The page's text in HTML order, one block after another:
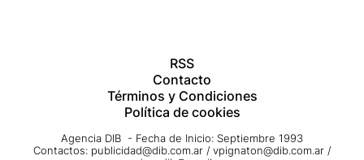
RSS
Contacto
Términos y Condiciones
Política de cookies
Agencia DIB - Fecha de Inicio: Septiembre 1993
Contactos: publicidad@dib.com.ar / vpignaton@dib.com.ar /